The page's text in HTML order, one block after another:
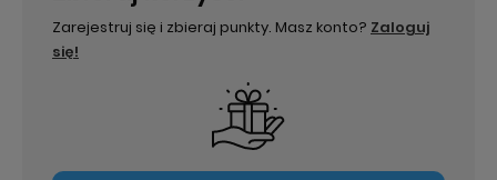
Zarejestruj się i zbieraj punkty. Masz konto? Zaloguj
się!